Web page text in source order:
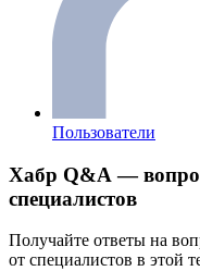
Пользователи
Хабр Q&A —
специалистов
Получайте ответы на
от специалистов в этой